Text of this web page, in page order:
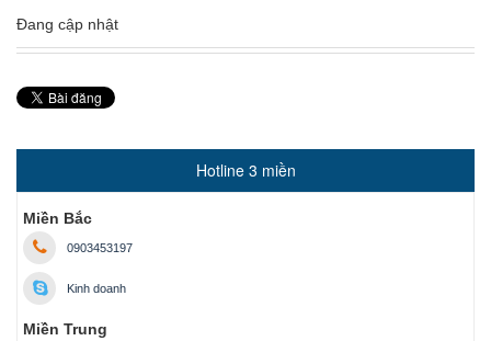
Đang cập nhật
Hotline 3 miền
Miền Bắc
0903453197
Kinh doanh
Miền Trung